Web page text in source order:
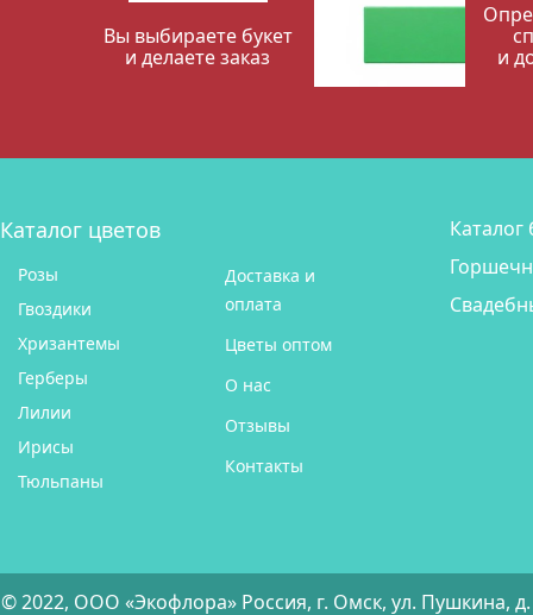
Вы выбираете букет
и делаете заказ
и
Каталог цветов
Розы
Гвоздики
Хризантемы
Герберы
Лилии
Ирисы
Тюльпаны
Доставка и
оплата
Цветы оптом
О нас
Отзывы
Контакты
Каталог
© 2022, ООО «Экофлора» Россия, г. Омск, ул. Пушкина,